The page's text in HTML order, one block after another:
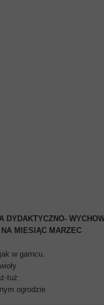
DYDAKTYCZNO-
NA MIESIĄC MARZEC
w garncu.
tuż
ogrodzie